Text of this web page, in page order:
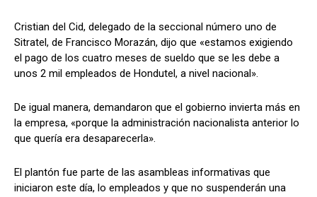
Cristian del Cid, delegado de la seccional número uno de
Sitratel, de Francisco Morazán, dijo que «estamos exigiendo
el pago de los cuatro meses de sueldo que se les debe a
unos 2 mil empleados de Hondutel, a nivel nacional».
De igual manera, demandaron que el gobierno invierta más en
la empresa, «porque la administración nacionalista anterior lo
que quería era desaparecerla».
El plantón fue parte de las asambleas informativas que
iniciaron este día, lo empleados y que no suspenderán una